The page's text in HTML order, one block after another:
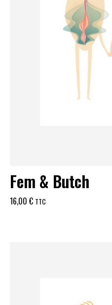
Fem & Butch
16,00 € TTC